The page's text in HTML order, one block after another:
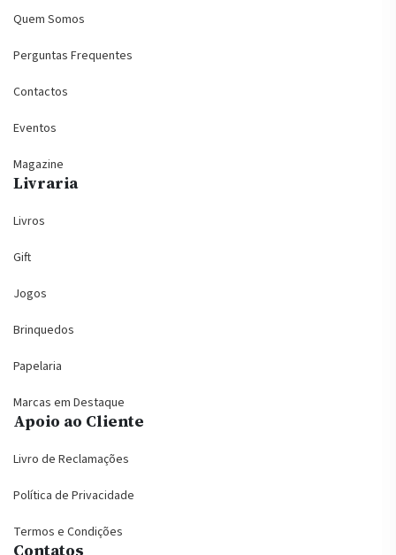
Quem Somos
Perguntas Frequentes
Contactos
Eventos
Magazine
Livraria
Livros
Gift
Jogos
Brinquedos
Papelaria
Marcas em Destaque
Apoio ao Cliente
Livro de Reclamações
Política de Privacidade
Termos e Condições
Contatos